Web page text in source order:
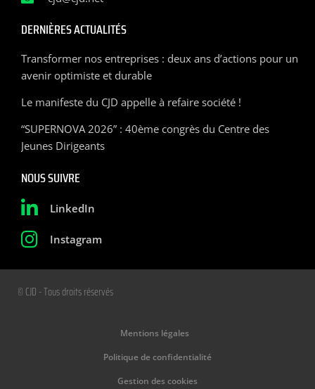
DERNIÈRES ACTUALITÉS
Transformer nos entreprises : deux ans d’actions pour un
avenir optimiste et durable
Le manifeste du CJD appelle à refaire société !
“SUPERNOVA 2026” : 40ème congrès du Centre des
Jeunes Dirigeants
NOUS SUIVRE
LinkedIn
Instagram
© CJD - Tous droits réservés
Mentions légales
Politique de confidentialité
Gestion des cookies